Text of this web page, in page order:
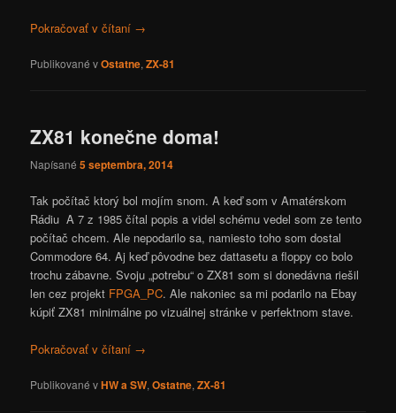
Pokračovať v čítaní →
Publikované vOstatne,ZX-81
ZX81 konečne doma!
Napísané5 septembra, 2014
Tak počítač ktorý bol mojím snom. A keď som v Amatérskom
Rádiu A 7 z 1985 čítal popis a videl schému vedel som ze tento
počítač chcem. Ale nepodarilo sa, namiesto toho som dostal
Commodore 64. Aj keď pôvodne bez dattasetu a floppy co bolo
trochu zábavne. Svoju „potrebu“ o ZX81 som si donedávna riešil
len cez projekt FPGA_PC. Ale nakoniec sa mi podarilo na Ebay
kúpiť ZX81 minimálne po vizuálnej stránke v perfektnom stave.
Pokračovať v čítaní →
Publikované vHW a SW,Ostatne,ZX-81